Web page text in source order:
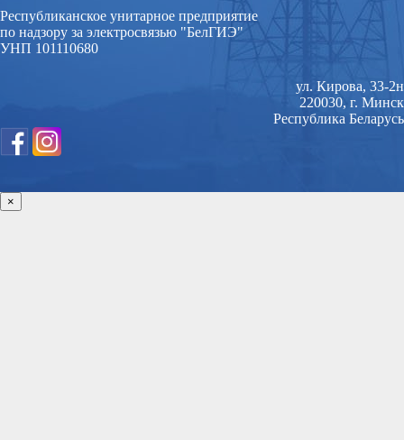
Республиканское унитарное предприятие
по надзору за электросвязью "БелГИЭ"
УНП 101110680
ул. Кирова, 33-2н
220030, г. Минск
Республика Беларусь
×